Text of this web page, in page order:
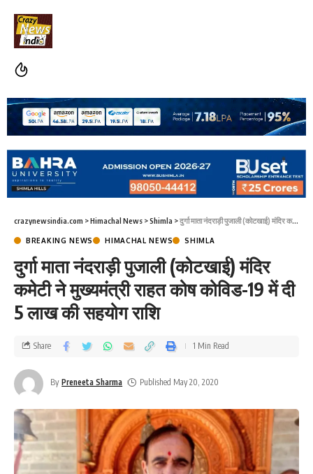
crazynewsindia.com >Himachal News >Shimla >दुर्गा माता नंदराड़ी पुजाली (कोटखाई) मंदिर कमेटी ने मुख्यमंत्री राहत कोष कोविड-19 में दी 5 लाख की सहयोग राशि
BREAKING NEWS HIMACHAL NEWS SHIMLA
दुर्गा माता नंदराड़ी पुजाली (कोटखाई) मंदिर
कमेटी ने मुख्यमंत्री राहत कोष कोविड-19 में दी
5 लाख की सहयोग राशि
By Preneeta Sharma Published May 20, 2020
Share 1 Min Read